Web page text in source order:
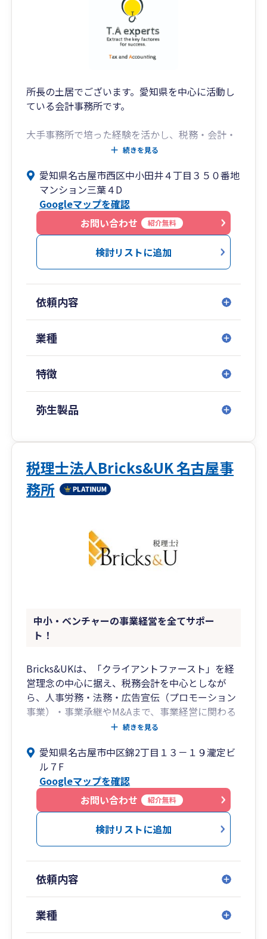
所長の土居でございます。愛知県を中心に活動し
ている会計事務所です。
大手事務所で培った経験を活かし、税務・会計・
財務報告にいたるまで、幅広く支援させて頂きま
我々は膨大なデータの中から、お客様のビジネス
を成功に導くためのヒントを抽出し、適時にかつ
適切な方法で提供することで、お客様の更なる発
展に貢献致します。
続きを見る
愛知県名古屋市西区中小田井４丁目３５０番地
マンション三葉４D
Googleマップを確認
お問い合わせ
紹介無料
検討リストに追加
依頼内容
業種
特徴
弥生製品
税理士法人Bricks&UK 名古屋事
務所
中小・ベンチャーの事業経営を全てサポー
ト！
Bricks&UKは、「クライアントファースト」を経
営理念の中心に据え、税務会計を中心としなが
ら、人事労務・法務・広告宣伝（プロモーション
事業）・事業承継やM&Aまで、事業経営に関わる
あらゆる課題をワンストップでサポートする総合
税理士・社会保険労務士・司法書士・システムエ
ンジニア等の専門家が集うプロフェッショナル・
ファームとして、単なる会計・税務の代行業務に
とどまらず、そこから見えてくる経営課題を抽出
し、解決策をご提案しています。
スタッフの平均年齢は35歳。マーケティング理論
に基づいた論理的な経営アドバイスと、フットワ
名古屋を拠点に東京・沖縄・四日市・大阪、そし
てタイ（バンコク）にも拠点を構え、全国のお客
様および海外進出企業様までサポートいたしま
続きを見る
愛知県名古屋市中区錦2丁目１３－１９瀧定ビ
ル７F
Googleマップを確認
お問い合わせ
紹介無料
検討リストに追加
依頼内容
業種